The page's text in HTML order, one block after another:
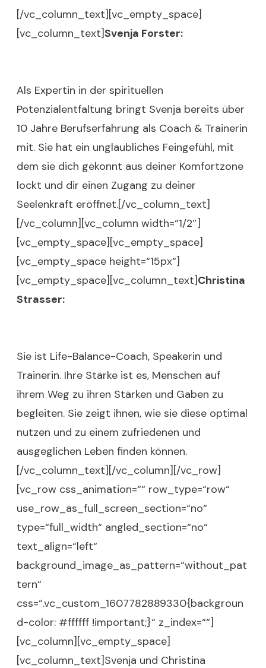
[/vc_column_text][vc_empty_space]
[vc_column_text]Svenja Forster:
Als Expertin in der spirituellen
Potenzialentfaltung bringt Svenja bereits über
10 Jahre Berufserfahrung als Coach & Trainerin
mit. Sie hat ein unglaubliches Feingefühl, mit
dem sie dich gekonnt aus deiner Komfortzone
lockt und dir einen Zugang zu deiner
Seelenkraft eröffnet.[/vc_column_text]
[/vc_column][vc_column width=“1/2″]
[vc_empty_space][vc_empty_space]
[vc_empty_space height=“15px“]
[vc_empty_space][vc_column_text]Christina
Strasser:
Sie ist Life-Balance-Coach, Speakerin und
Trainerin. Ihre Stärke ist es, Menschen auf
ihrem Weg zu ihren Stärken und Gaben zu
begleiten. Sie zeigt ihnen, wie sie diese optimal
nutzen und zu einem zufriedenen und
ausgeglichen Leben finden können.
[/vc_column_text][/vc_column][/vc_row]
[vc_row css_animation=““ row_type=“row“
use_row_as_full_screen_section=“no“
type=“full_width“ angled_section=“no“
text_align=“left“
background_image_as_pattern=“without_pat
tern“
css=“.vc_custom_1607782889330{backgroun
d-color: #ffffff !important;}“ z_index=““]
[vc_column][vc_empty_space]
[vc_column_text]Svenja und Christina